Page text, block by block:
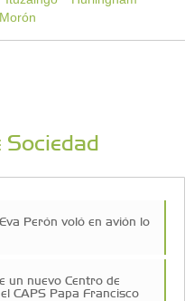
Perón voló en avión lo
un nuevo Centro de
CAPS Papa Francisco